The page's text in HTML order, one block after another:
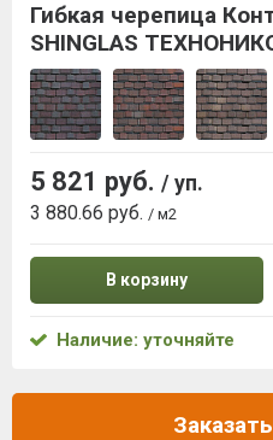
Гибкая черепица
SHINGLAS
5 821 руб. / уп.
3 880.66 руб. / м2
В корзину
Наличие: уточняйте